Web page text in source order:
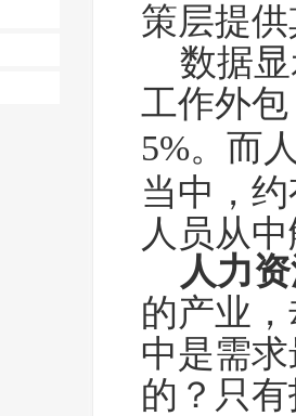
策层提
数据显
工作外
5%。而
当中，
人员从
人力
的产业
中是需
的？只